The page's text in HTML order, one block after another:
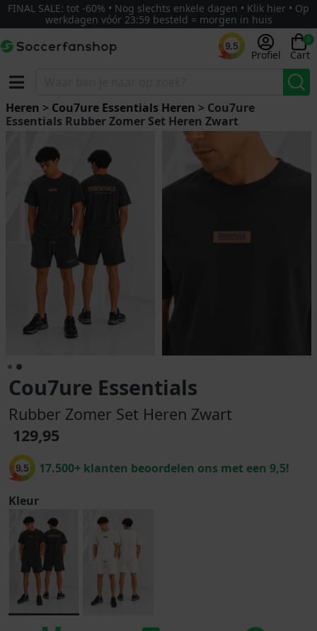
FINAL SALE: tot -60% • Nog slechts enkele dagen • Klik hier • Op
werkdagen vóór 23:59 besteld = morgen in huis
9.5
Profiel
0
Cart
Heren > Cou7ure Essentials Heren > Cou7ure
Essentials Rubber Zomer Set Heren Zwart
Cou7ure Essentials
Rubber Zomer Set Heren Zwart
129,95
9.5 17.500+ klanten beoordelen ons met een 9,5!
Kleur